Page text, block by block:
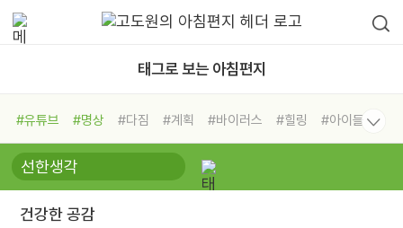
태그로 보는 아침편지
#유튜브 #명상 #다짐 #계획 #바이러스 #힐링
#아이들
#비전캠프
#독서캠프 #삶
#희망
#나눔 #친구 #링컨학교
#독서
#건강
건강한 공감